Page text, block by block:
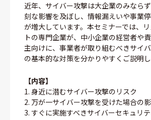
近年、サイバー攻撃は大企業のみなら
刻な影響を及ぼし、情報漏えいや事業
が増大しています。本セミナーでは、
トの専門企業が、中小企業の経営者や
主向けに、事業者が取り組むべきサイ
の基本的な対策を分かりやすくご説明し
【内容】
1. 身近に潜むサイバー攻撃のリスク
2. 万が一サイバー攻撃を受けた場合の
3. すぐに実施すべきサイバーセキュリ